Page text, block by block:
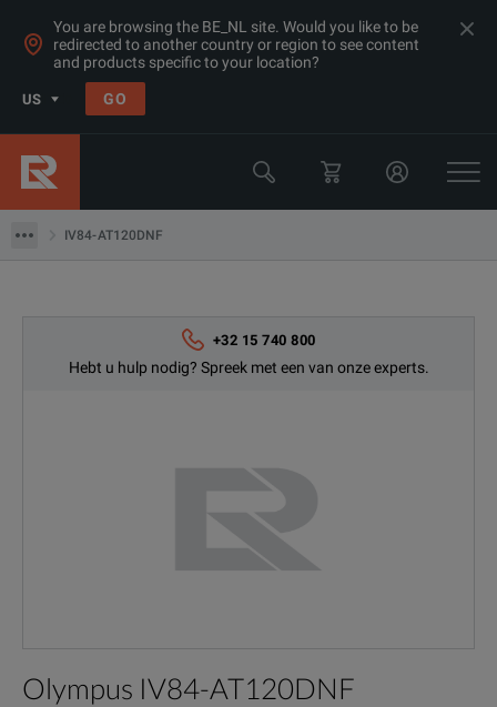
You are browsing the BE_NL site. Would you like to be
redirected to another country or region to see content
and products specific to your location?
US GO
IV84-AT120DNF
Thermal, Temperature Measurement & Environmental Test Equip
Camera & Borescope Inspection Equipment
+32 15 740 800
Hebt u hulp nodig? Spreek met een van onze experts.
Olympus IV84-AT120DNF